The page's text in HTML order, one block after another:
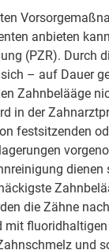
an­bie­ten
(PZR). Durch
– auf Dau­er
Zahn­be­lää­ge
in der
fest­sit­zen­den
die­nen
die Zäh­ne
mit
und